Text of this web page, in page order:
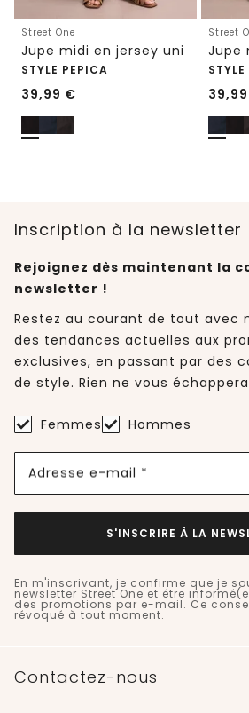
Street One
Jupe midi en jersey uni
STYLE PEPICA
39,99 €
Street
Jupe
39,99
Inscription à la newsletter
Rejoignez dès maintenant la
newsletter !
Restez au courant de tout avec
des tendances actuelles aux
exclusives, en passant par des
de style. Rien ne vous
Femmes Hommes
Adresse e-mail *
S'INSCRIRE À LA
En m'inscrivant, je confirme que je
newsletter Street One et être
des promotions par e-mail. Ce
révoqué à tout moment.
Contactez-nous